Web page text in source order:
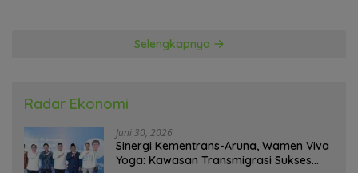
Selengkapnya
Radar Ekonomi
Juni 30, 2026
Sinergi Kementrans-Aruna, Wamen Viva
Yoga: Kawasan Transmigrasi Sukses